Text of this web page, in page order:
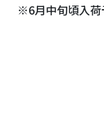
※6月中旬頃入荷